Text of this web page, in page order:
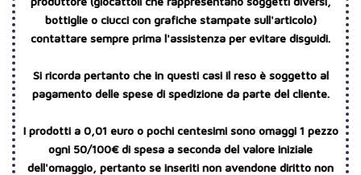
bottiglie o ciucci con grafiche stampate sull'articolo)
contattare sempre prima l'assistenza per evitare disguidi.
Si ricorda pertanto che in questi casi il reso è soggetto al
pagamento delle spese di spedizione da parte del cliente.
I prodotti a 0,01 euro o pochi centesimi sono omaggi 1 pezzo
ogni 50/100€ di spesa a seconda del valore iniziale
dell'omaggio, pertanto se inseriti non avendone diritto non